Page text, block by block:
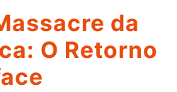
da
O Retorno